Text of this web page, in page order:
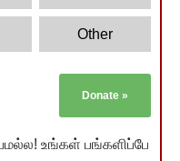
Other
Donate »
உங்கள் பங்களிப்பே